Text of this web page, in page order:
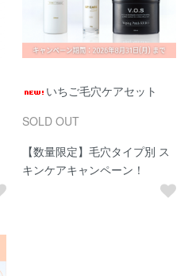
いちご毛穴ケアセット
SOLD OUT
【数量限定】毛穴タイプ別 ス
キンケアキャンペーン！